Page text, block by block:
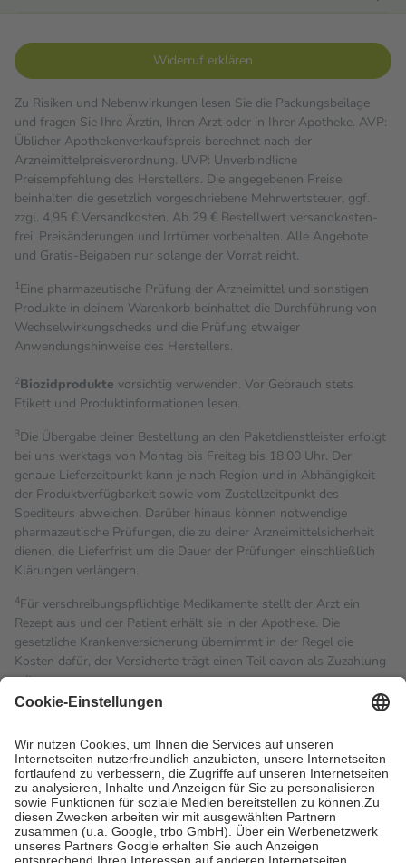
Widerruf erklären
Zu Risiken und Nebenwirkungen lesen Sie die Packungsbeilage
und fragen Sie Ihre Ärztin, Ihren Arzt oder in Ihrer Apotheke. AVP:
Üblicher Apothekenverkaufspreis berechnet nach der
Arzneimittelpreisverordnung. UVP: Unverbindliche
Preisempfehlung des Herstellers. Die angegebenen Preise
beinhalten die gesetzlich vorgeschriebene Mehrwertsteuer, ggf.
zzgl. 4,95 € Versandkosten. Ab 29 € Bestell­wert versand­kosten­
frei. Preisänderungen und Irrtümer vorbehalten. Alle Angebote
und Gratis-Beigaben nur solange der Vorrat reicht.
1Eine pharmazeutische Prüfung der Arzneimittel und sonstigen
Produkte in deinem Warenkorb beinhaltet die Durchführung von
Wechselwirkungschecks und die Prüfung etwaiger
Anwendungshinweise des Herstellers.
2Biozidprodukte vorsichtig verwenden. Vor Gebrauch stets
Etikett und Produktinformationen lesen.
3Die Übergabe deiner Bestellung an den Paketdienstleister erfolgt
bei uns werktags von Montag bis Freitag bis 18:00 Uhr. Der
genaue Lieferzeitpunkt kann je nach Region und in Abhängigkeit
der Produktverfügbarkeit sowie vom Zustellzeitpunkt des
Spediteurs abweichen. Darüber hinaus können notwendige
pharmazeutische Prüfungen, die zu deiner Arzneimittelsicherheit
dienen, die Lieferfrist um die Dauer der Prüfungen einschließlich
Klärungen verlängern.
4Für verschreibungspflichtige Medikamente stellt der Arzt ein
Rezept aus und der Patient erhält sie in der Apotheke. Die
gesetzliche Krankenversicherung übernimmt in der Regel die
Kosten dafür, der Versicherte trägt einen Teil davon als Zuzahlung
mit.
Grundsätzlich leisten Mitglieder Zuzahlungen in Höhe von zehn
höchstens zehn Euro.
Es sind jedoch nie mehr als die
tatsächlichen Kosten der Leistung zu entrichten.
Diese Regeln gelten grundsätzlich auch für Online-Apotheken.
Bei Heilmitteln und häuslicher Krankenpflege beträgt die
Zuzahlung zehn Prozent der Kosten sowie zehn Euro je
Verordnung.
Um das Engagement der Versicherten für ihre eigene Gesundheit